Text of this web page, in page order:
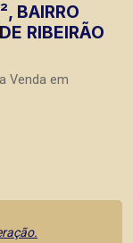
BAIRRO
RIBEIRÃO
Venda em